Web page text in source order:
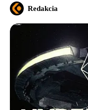
Redakcia